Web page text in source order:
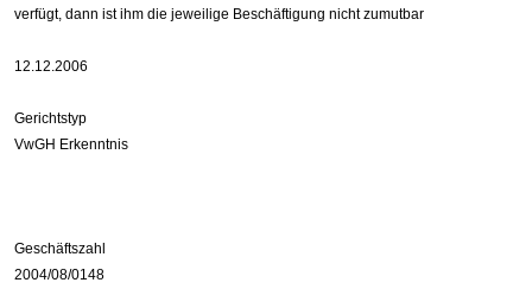
verfügt, dann ist ihm die jeweilige Beschäftigung nicht zumutbar
12.12.2006
Gerichtstyp
VwGH Erkenntnis
Geschäftszahl
2004/08/0148